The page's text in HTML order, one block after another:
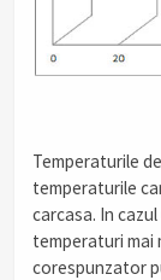
Temperaturile
temperaturile
carcasa. In
temperaturi mai
corespunzator